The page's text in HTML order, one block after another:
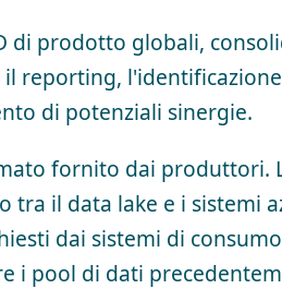
di prodotto globali,
reporting,
di potenziali sinergie.
fornito dai produttori.
tra il data lake e i sistemi
dai sistemi di
i pool di dati